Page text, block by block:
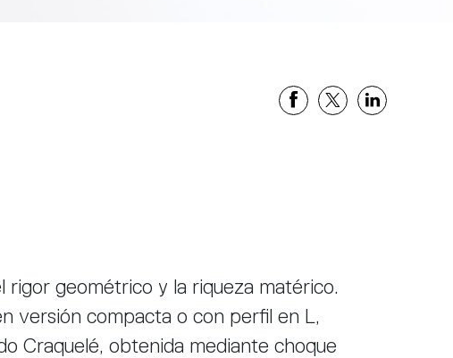
rigor geométrico y la riqueza matérico.
versión compacta o con perfil en L,
Craquelé, obtenida mediante choque